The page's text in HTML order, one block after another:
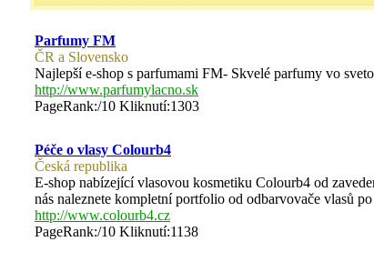
Parfumy FM
ČR a Slovensko
Najlepší e-shop s parfumami FM- Skvelé parfumy vo
http://www.parfumylacno.sk
PageRank:/10 Kliknutí:1303
Péče o vlasy Colourb4
Česká republika
E-shop nabízející vlasovou kosmetiku Colourb4 od
nás naleznete kompletní portfolio od odbarvovače vlasů
http://www.colourb4.cz
PageRank:/10 Kliknutí:1138